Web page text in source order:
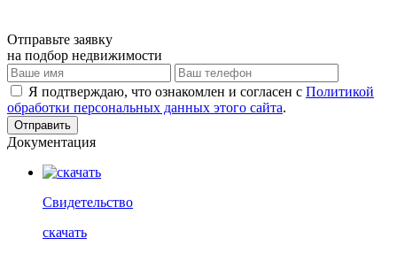
Отправьте заявку
на подбор недвижимости
Я подтверждаю, что ознакомлен и согласен с Политикой
обработки персональных данных этого сайта.
Отправить
Документация
Свидетельство
скачать